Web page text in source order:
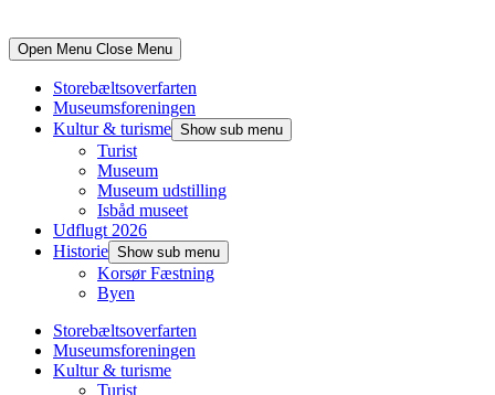
Open Menu Close Menu
Storebæltsoverfarten
Museumsforeningen
Kultur & turisme Show sub menu
Turist
Museum
Museum udstilling
Isbåd museet
Udflugt 2026
Historie Show sub menu
Korsør Fæstning
Byen
Storebæltsoverfarten
Museumsforeningen
Kultur & turisme
Turist